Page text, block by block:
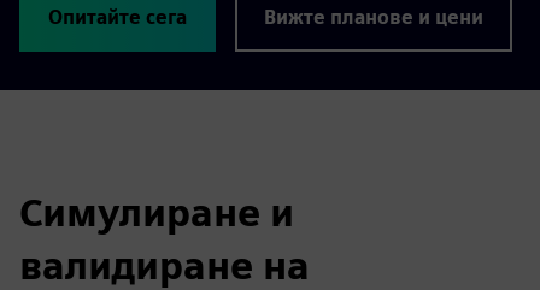
Опитайте сега Вижте планове и цени
Симулиране и
валидиране на